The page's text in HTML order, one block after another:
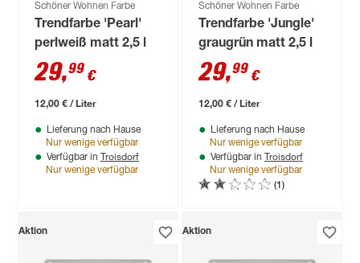
Schöner Wohnen Farbe
Trendfarbe 'Pearl'
perlweiß matt 2,5 l
29,99 €
12,00 € / Liter
Lieferung nach Hause
Nur wenige verfügbar
Verfügbar in Troisdorf
Nur wenige verfügbar
Schöner Wohnen Farbe
Trendfarbe 'Jungle'
graugrün matt 2,5 l
29,99 €
12,00 € / Liter
Lieferung nach Hause
Nur wenige verfügbar
Verfügbar in Troisdorf
Nur wenige verfügbar
(1)
Aktion Aktion